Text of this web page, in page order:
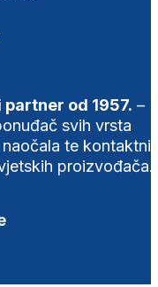
od 1957. –
svih vrsta
te
proizvođača.